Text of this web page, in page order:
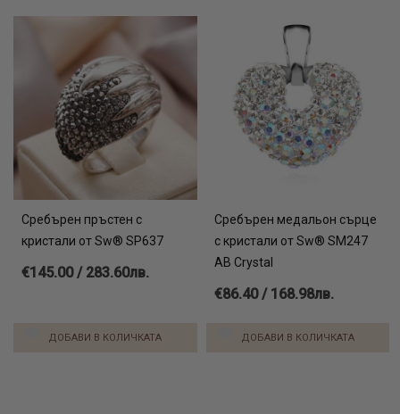
Сребърен пръстен с
кристали от Sw® SP637
€145.00 / 283.60лв.
ДОБАВИ В КОЛИЧКАТА
Сребърен медальон сърце
с кристали от Sw® SM247
AB Crystal
€86.40 / 168.98лв.
ДОБАВИ В КОЛИЧКАТА